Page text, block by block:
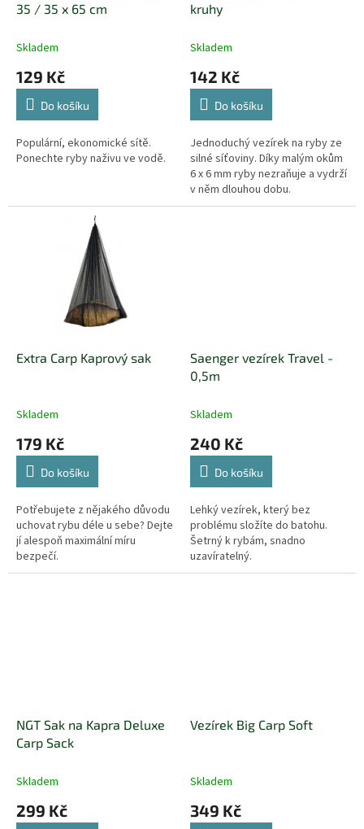
35 / 35 x 65 cm
Skladem
129 Kč
Do košíku
Populární, ekonomické sítě.
Ponechte ryby naživu ve vodě.
kruhy
Skladem
142 Kč
Do košíku
Jednoduchý vezírek na ryby ze
silné síťoviny. Díky malým okům
6 x 6 mm ryby nezraňuje a vydrží
v něm dlouhou dobu.
Extra Carp Kaprový sak
Skladem
179 Kč
Do košíku
Potřebujete z nějakého důvodu
uchovat rybu déle u sebe? Dejte
jí alespoň maximální míru
bezpečí.
Saenger vezírek Travel -
0,5m
Skladem
240 Kč
Do košíku
Lehký vezírek, který bez
problému složíte do batohu.
Šetrný k rybám, snadno
uzavíratelný.
NGT Sak na Kapra Deluxe
Carp Sack
Skladem
299 Kč
Vezírek Big Carp Soft
Skladem
349 Kč